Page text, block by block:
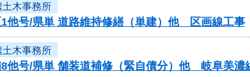
土木事務所
1他号/県単 道路維持修繕（単建）他 区画線工事
土木事務所
8他号/県単 舗装道補修（緊自債分）他 岐阜美濃